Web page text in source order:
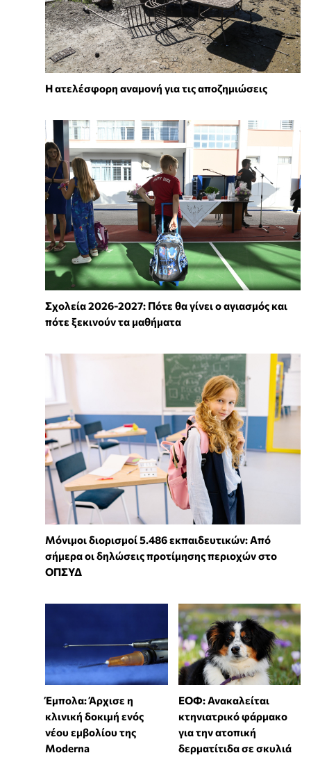
Η ατελέσφορη αναμονή για τις αποζημιώσεις
Σχολεία 2026-2027: Πότε θα γίνει ο αγιασμός και
πότε ξεκινούν τα μαθήματα
Μόνιμοι διορισμοί 5.486 εκπαιδευτικών: Από
σήμερα οι δηλώσεις προτίμησης περιοχών στο
ΟΠΣΥΔ
Έμπολα: Άρχισε η
κλινική δοκιμή ενός
νέου εμβολίου της
Moderna
ΕΟΦ: Ανακαλείται
κτηνιατρικό φάρμακο
για την ατοπική
δερματίτιδα σε σκυλιά